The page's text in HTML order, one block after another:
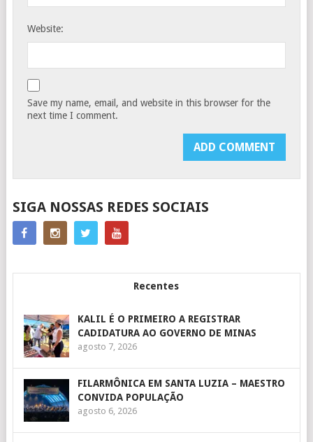
Website:
Save my name, email, and website in this browser for the
next time I comment.
SIGA NOSSAS REDES SOCIAIS
Recentes
KALIL É O PRIMEIRO A REGISTRAR
CADIDATURA AO GOVERNO DE MINAS
agosto 7, 2026
FILARMÔNICA EM SANTA LUZIA – MAESTRO
CONVIDA POPULAÇÃO
agosto 6, 2026